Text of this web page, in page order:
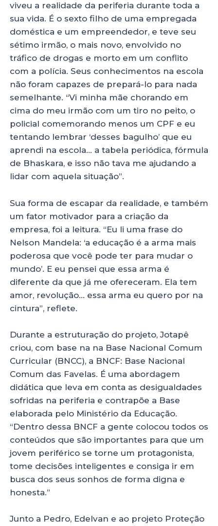
viveu a realidade da periferia durante toda a
sua vida. É o sexto filho de uma empregada
doméstica e um empreendedor, e teve seu
sétimo irmão, o mais novo, envolvido no
tráfico de drogas e morto em um conflito
com a polícia. Seus conhecimentos na escola
não foram capazes de prepará-lo para nada
semelhante. “Vi minha mãe chorando em
cima do meu irmão com um tiro no peito, o
policial comemorando menos um CPF e eu
tentando lembrar ‘desses bagulho’ que eu
aprendi na escola… a tabela periódica, fórmula
de Bhaskara, e isso não tava me ajudando a
lidar com aquela situação”.
Sua forma de escapar da realidade, e também
um fator motivador para a criação da
empresa, foi a leitura. “Eu li uma frase do
Nelson Mandela: ‘a educação é a arma mais
poderosa que você pode ter para mudar o
mundo’. E eu pensei que essa arma é
diferente da que já me ofereceram. Ela tem
amor, revolução… essa arma eu quero por na
cintura”, reflete.
Durante a estruturação do projeto, Jotapê
criou, com base na na Base Nacional Comum
Curricular (BNCC), a BNCF: Base Nacional
Comum das Favelas. É uma abordagem
didática que leva em conta as desigualdades
sofridas na periferia e contrapõe a Base
elaborada pelo Ministério da Educação.
“Dentro dessa BNCF a gente colocou todos os
conteúdos que são importantes para que um
jovem periférico se torne um protagonista,
tome decisões inteligentes e consiga ir em
busca dos seus sonhos de forma digna e
honesta.”
Junto a Pedro, Edelvan e ao projeto Proteção